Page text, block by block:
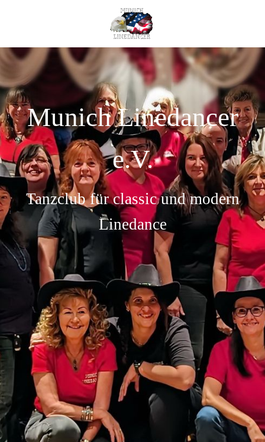
Munich Linedancer
e.V.
Tanzclub für classic und modern
Linedance